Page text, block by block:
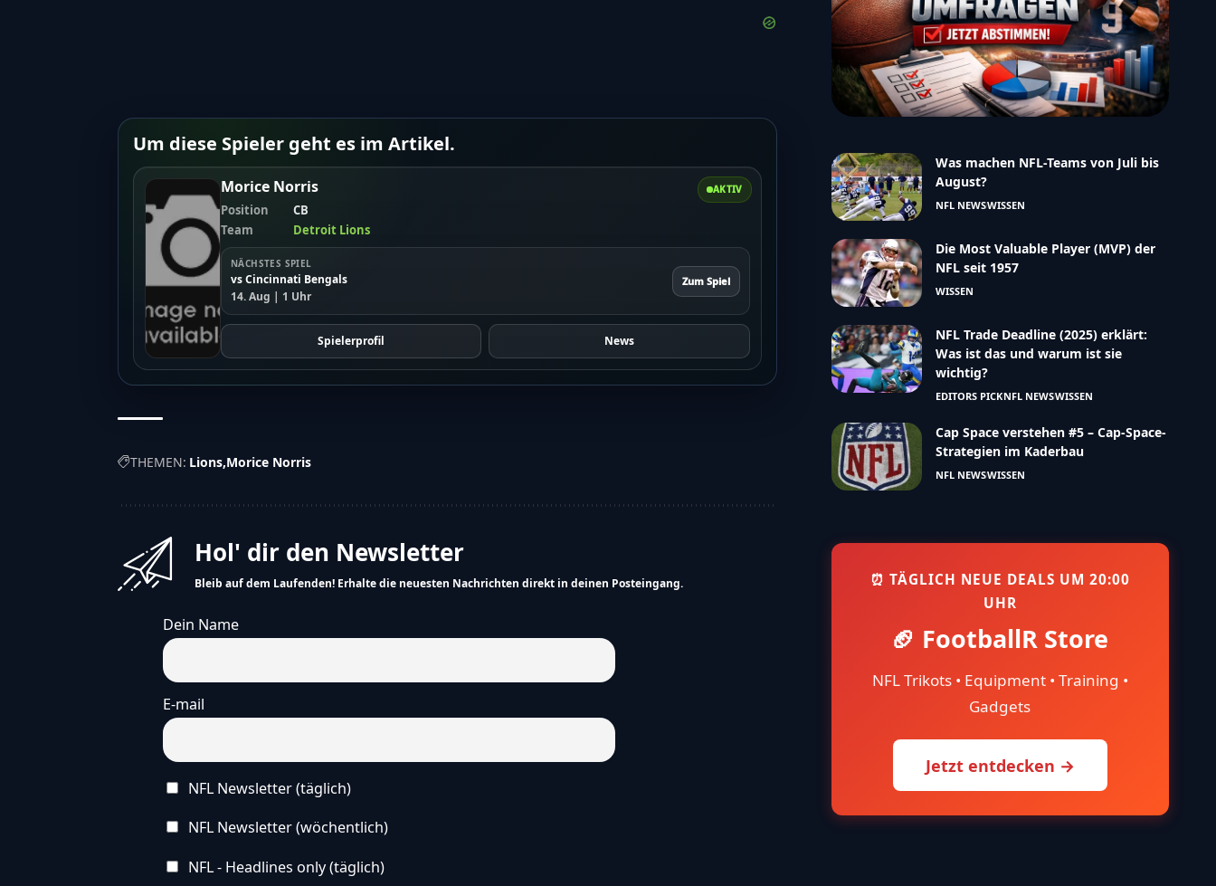
Um diese Spieler geht es im Artikel.
AKTIV
Morice Norris
Position
CB
Team
Detroit Lions
NÄCHSTES SPIEL
vs Cincinnati Bengals
14. Aug | 1 Uhr
Zum Spiel
Spielerprofil News
THEMEN: Lions Morice Norris
Hol' dir den Newsletter
Bleib auf dem Laufenden! Erhalte die neuesten Nachrichten direkt in deinen Posteingang.
Dein Name
E-mail
NFL Newsletter (täglich)
NFL Newsletter (wöchentlich)
NFL - Headlines only (täglich)
Was machen NFL-Teams von Juli bis
August?
NFL NEWSWISSEN
Die Most Valuable Player (MVP) der
NFL seit 1957
WISSEN
NFL Trade Deadline (2025) erklärt:
Was ist das und warum ist sie
wichtig?
EDITORS PICKNFL NEWSWISSEN
Cap Space verstehen #5 – Cap-Space-
Strategien im Kaderbau
NFL NEWSWISSEN
⏰ TÄGLICH NEUE DEALS UM 20:00
UHR
🏈 FootballR Store
NFL Trikots • Equipment • Training •
Gadgets
Jetzt entdecken →